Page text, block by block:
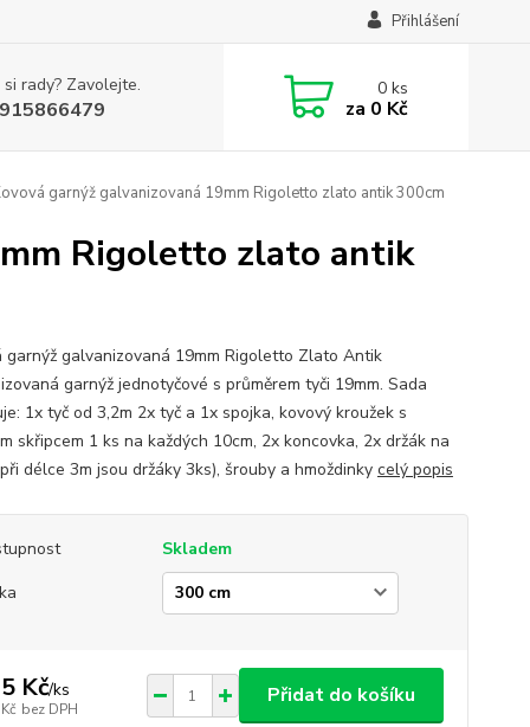
Přihlášení
rady? Zavolejte. 0ks
za 0 Kč
garnýž galvanizovaná 19mm Rigoletto zlato antik 300cm
Rigoletto zlato antik
garnýž galvanizovaná 19mm Rigoletto Zlato Antik
garnýž jednotyčové s průměrem tyči 19mm. Sada
1x tyč od 3,2m 2x tyč a 1x spojka, kovový kroužek s
skřipcem 1 ks na každých 10cm, 2x koncovka, 2x držák na
délce 3m jsou držáky 3ks), šrouby a hmoždinky celý popis
Skladem
Kč/ks
bez DPH
Přidat do košíku